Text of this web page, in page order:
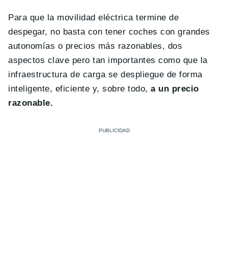
Para que la movilidad eléctrica termine de
despegar, no basta con tener coches con grandes
autonomías o precios más razonables, dos
aspectos clave pero tan importantes como que la
infraestructura de carga se despliegue de forma
inteligente, eficiente y, sobre todo,a un precio
razonable.